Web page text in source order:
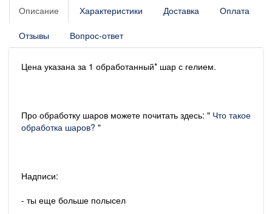
Описание Характеристики Доставка Оплата
Отзывы Вопрос-ответ
Цена указана за 1 обработанный* шар с гелием.
Про обработку шаров можете почитать здесь: " Что такое
обработка шаров? "
Надписи:
- ты еще больше полысел